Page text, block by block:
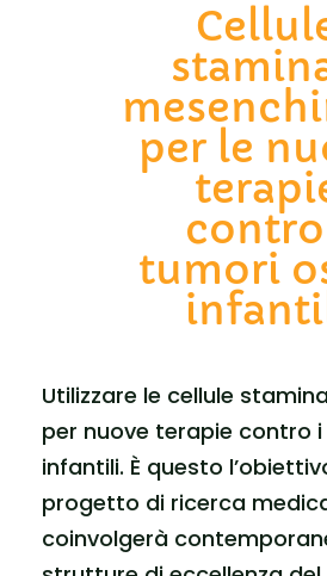
per le
tumori
Utilizzare le cellule
per nuove terapie contro
infantili. È questo
progetto di ricerca
coinvolgerà